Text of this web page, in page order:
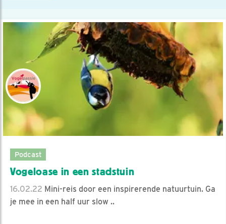
Podcast
Vogeloase in een stadstuin
16.02.22 Mini-reis door een inspirerende natuurtuin. Ga
je mee in een half uur slow ..